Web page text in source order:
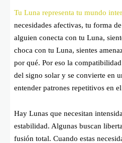
Tu Luna representa tu mundo
necesidades afectivas, tu forma
alguien conecta con tu Luna,
choca con tu Luna, sientes
por qué. Por eso la
del signo solar y se convierte en
entender patrones repetitivos en
Hay Lunas que necesitan
estabilidad. Algunas buscan
fusión total. Cuando estas